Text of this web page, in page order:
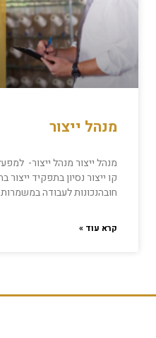
מנהל ייצור
מנהל ייצור מנהל ייצור-
קו ייצור נסיון בתפקיד ייצור
חובהנכונות לעבודה
קרא עוד »